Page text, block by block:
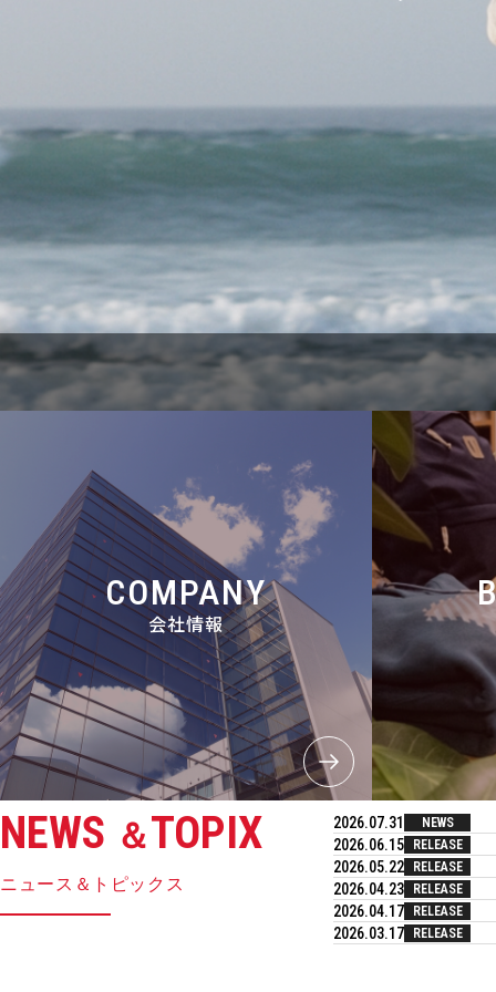
COMPANY
会社情報
NEWS ＆TOPIX
ニュース＆トピックス
2026.07.31 NEWS
2026.06.15 RELEASE
2026.05.22 RELEASE
2026.04.23 RELEASE
2026.04.17 RELEASE
2026.03.17 RELEASE